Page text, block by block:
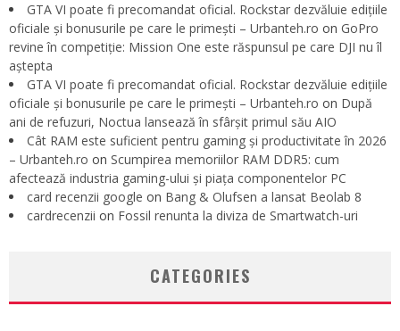
GTA VI poate fi precomandat oficial. Rockstar dezvăluie edițiile
oficiale și bonusurile pe care le primești – Urbanteh.ro on GoPro
revine în competiție: Mission One este răspunsul pe care DJI nu îl
aștepta
GTA VI poate fi precomandat oficial. Rockstar dezvăluie edițiile
oficiale și bonusurile pe care le primești – Urbanteh.ro on După
ani de refuzuri, Noctua lansează în sfârșit primul său AIO
Cât RAM este suficient pentru gaming și productivitate în 2026
– Urbanteh.ro on Scumpirea memoriilor RAM DDR5: cum
afectează industria gaming-ului și piața componentelor PC
card recenzii google on Bang & Olufsen a lansat Beolab 8
cardrecenzii on Fossil renunta la diviza de Smartwatch-uri
CATEGORIES